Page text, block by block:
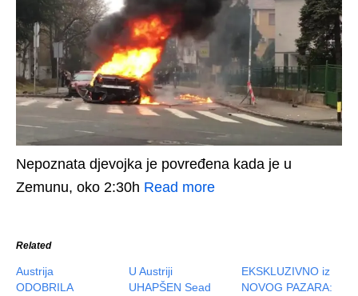
Nepoznata djevojka je povređena kada je u
Zemunu, oko 2:30h Read more
Related
Austrija
ODOBRILA
U Austriji
UHAPŠEN Sead
EKSKLUZIVNO iz
NOVOG PAZARA: